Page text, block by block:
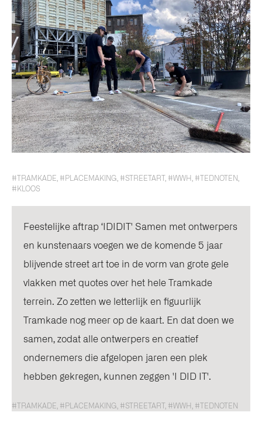
#TRAMKADE #PLACEMAKING #STREETART #WWH #TEDNOTEN
#KLOOS
Feestelijke aftrap ‘IDIDIT' Samen met ontwerpers
en kunstenaars voegen we de komende 5 jaar
blijvende street art toe in de vorm van grote gele
vlakken met quotes over het hele Tramkade
terrein. Zo zetten we letterlijk en figuurlijk
Tramkade nog meer op de kaart. En dat doen we
samen, zodat alle ontwerpers en creatief
ondernemers die afgelopen jaren een plek
hebben gekregen, kunnen zeggen 'I DID IT'.
#TRAMKADE, #PLACEMAKING, #STREETART, #WWH, #TEDNOTEN